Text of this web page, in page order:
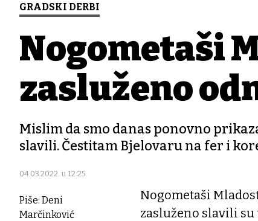
GRADSKI DERBI
Nogometaši
zasluženo
Mislim da smo danas ponovno
slavili. Čestitam Bjelovaru na fer i
04.03.2022. u 12:25
Piše: Deni
Marčinković
Nogometaši
zasluženo slavili su